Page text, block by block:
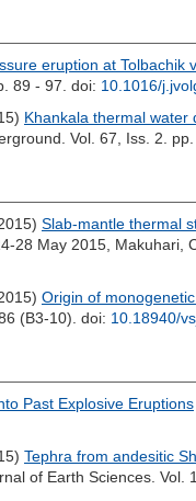
eruption at Tolbachik
89 - 97. doi: 10.1016/
Khankala thermal water
Vol. 67, Iss. 2. pp.
Slab-mantle thermal
28 May 2015, Makuhari,
Origin of
(B3-10). doi: 10.18940/
Past Explosive Eruptions
Tephra from andesitic
of Earth Sciences. Vol.